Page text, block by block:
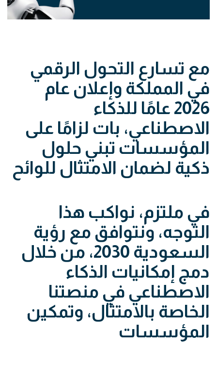
مع تسارع التحول الرقمي
في المملكة وإعلان عام
2026 عامًا للذكاء
الاصطناعي، بات لزامًا على
المؤسسات تبني حلول
ذكية لضمان الامتثال للوائح
في ملتزم، نواكب هذا
التوجه، ونتوافق مع رؤية
السعودية 2030، من خلال
دمج إمكانيات الذكاء
الاصطناعي في منصتنا
الخاصة بالامتثال، وتمكين
المؤسسات